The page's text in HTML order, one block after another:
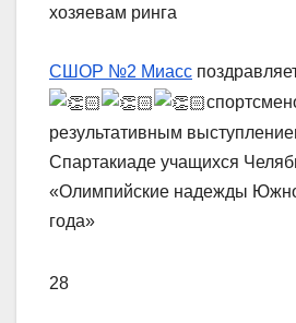
хозяевам ринга
СШОР №2 Миасс
результативным
Спартакиаде учащихся
«Олимпийские надежды
года»
28